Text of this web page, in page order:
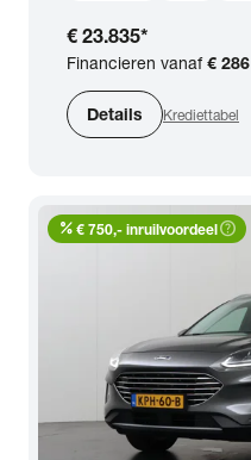
€ 23.835*
Financieren vanaf€ 286
Details Krediettabel
percent € 750,- inruilvoordeelhelp_outline